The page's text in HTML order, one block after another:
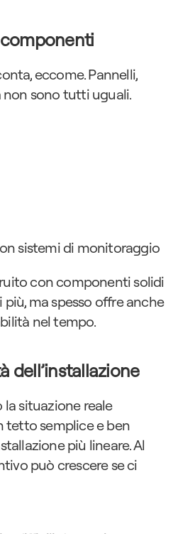
eccome. Pannelli,
sono tutti uguali.
sistemi di monitoraggio
con componenti solidi
ma spesso offre anche
nel tempo.
dell’installazione
situazione reale
tetto semplice e ben
più lineare. Al
può crescere se ci